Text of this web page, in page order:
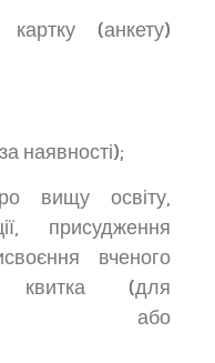
(анкету)
наявності);
вищу освіту,
присудження
вченого
квитка (для
або